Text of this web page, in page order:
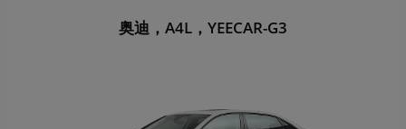
奥迪，A4L，YEECAR-G3